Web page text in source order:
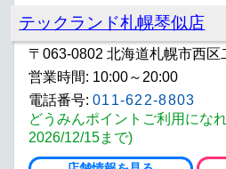
テックランド札幌琴似店
〒063-0802 北海道札幌市西
営業時間: 10:00～20:00
電話番号: 011-622-8803
どうみんポイントご利用にな
2026/12/15まで)